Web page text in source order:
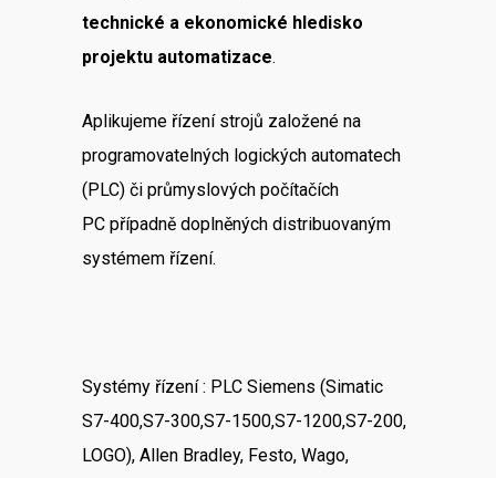
technické a ekonomické hledisko
projektu automatizace.
Aplikujeme řízení strojů založené na
programovatelných logických automatech
(PLC) či průmyslových počítačích
PC případně doplněných distribuovaným
systémem řízení.
Systémy řízení : PLC Siemens (Simatic
S7-400,S7-300,S7-1500,S7-1200,S7-200,
LOGO), Allen Bradley, Festo, Wago,